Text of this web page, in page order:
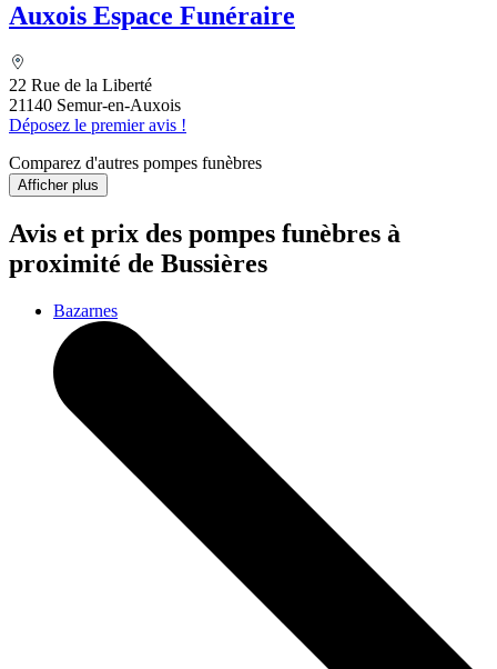
Auxois Espace Funéraire
22 Rue de la Liberté
21140 Semur-en-Auxois
Déposez le premier avis !
Comparez d'autres pompes funèbres
Afficher plus
Avis et prix des pompes funèbres à
proximité de Bussières
Bazarnes